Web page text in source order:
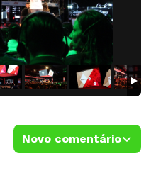
Novo comentário